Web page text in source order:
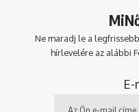
Ne maradj le a
hírlevelére az alábbi